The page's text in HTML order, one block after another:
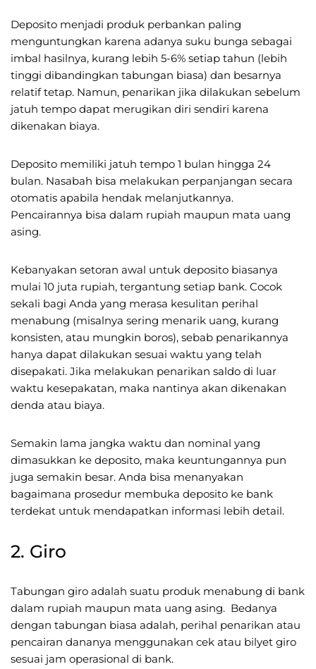
Deposito menjadi produk perbankan paling
menguntungkan karena adanya suku bunga sebagai
imbal hasilnya, kurang lebih 5-6% setiap tahun (lebih
tinggi dibandingkan tabungan biasa) dan besarnya
relatif tetap. Namun, penarikan jika dilakukan sebelum
jatuh tempo dapat merugikan diri sendiri karena
dikenakan biaya.
Deposito memiliki jatuh tempo 1 bulan hingga 24
bulan. Nasabah bisa melakukan perpanjangan secara
otomatis apabila hendak melanjutkannya.
Pencairannya bisa dalam rupiah maupun mata uang
asing.
Kebanyakan setoran awal untuk deposito biasanya
mulai 10 juta rupiah, tergantung setiap bank. Cocok
sekali bagi Anda yang merasa kesulitan perihal
menabung (misalnya sering menarik uang, kurang
konsisten, atau mungkin boros), sebab penarikannya
hanya dapat dilakukan sesuai waktu yang telah
disepakati. Jika melakukan penarikan saldo di luar
waktu kesepakatan, maka nantinya akan dikenakan
denda atau biaya.
Semakin lama jangka waktu dan nominal yang
dimasukkan ke deposito, maka keuntungannya pun
juga semakin besar. Anda bisa menanyakan
bagaimana prosedur membuka deposito ke bank
terdekat untuk mendapatkan informasi lebih detail.
2. Giro
Tabungan giro adalah suatu produk menabung di bank
dalam rupiah maupun mata uang asing. Bedanya
dengan tabungan biasa adalah, perihal penarikan atau
pencairan dananya menggunakan cek atau bilyet giro
sesuai jam operasional di bank.